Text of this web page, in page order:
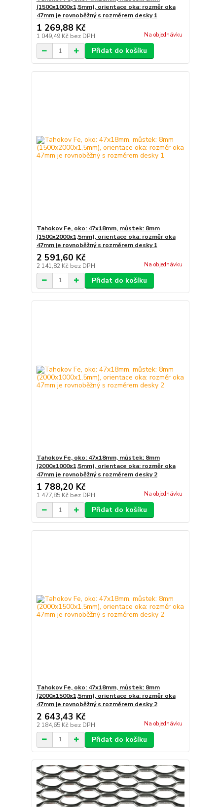
(1500x1000x1,5mm), orientace oka: rozměr oka
47mm je rovnoběžný s rozměrem desky 1
1 269,88 Kč
1 049,49 Kč bez DPH Na objednávku
Přidat do košíku
Tahokov Fe, oko: 47x18mm, můstek: 8mm
(1500x2000x1,5mm), orientace oka: rozměr oka
47mm je rovnoběžný s rozměrem desky 1
2 591,60 Kč
2 141,82 Kč bez DPH Na objednávku
Přidat do košíku
Tahokov Fe, oko: 47x18mm, můstek: 8mm
(2000x1000x1,5mm), orientace oka: rozměr oka
47mm je rovnoběžný s rozměrem desky 2
1 788,20 Kč
1 477,85 Kč bez DPH Na objednávku
Přidat do košíku
Tahokov Fe, oko: 47x18mm, můstek: 8mm
(2000x1500x1,5mm), orientace oka: rozměr oka
47mm je rovnoběžný s rozměrem desky 2
2 643,43 Kč
2 184,65 Kč bez DPH Na objednávku
Přidat do košíku